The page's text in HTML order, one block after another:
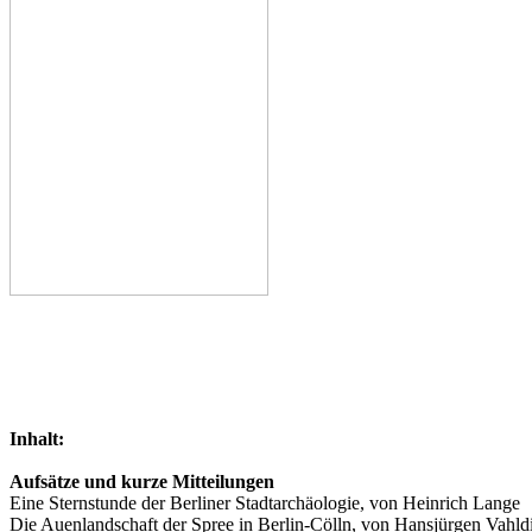
Inhalt:
Aufsätze und kurze Mitteilungen
Eine Sternstunde der Berliner Stadtarchäologie, von Heinrich Lange
Die Auenlandschaft der Spree in Berlin-Cölln, von Hansjürgen